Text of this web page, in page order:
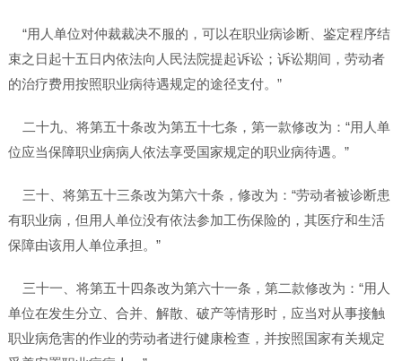
“用人单位对仲裁裁决不服的，可以在职业病诊断、鉴定程序结
束之日起十五日内依法向人民法院提起诉讼；诉讼期间，劳动者
的治疗费用按照职业病待遇规定的途径支付。”
二十九、将第五十条改为第五十七条，第一款修改为：“用人单
位应当保障职业病病人依法享受国家规定的职业病待遇。”
三十、将第五十三条改为第六十条，修改为：“劳动者被诊断患
有职业病，但用人单位没有依法参加工伤保险的，其医疗和生活
保障由该用人单位承担。”
三十一、将第五十四条改为第六十一条，第二款修改为：“用人
单位在发生分立、合并、解散、破产等情形时，应当对从事接触
职业病危害的作业的劳动者进行健康检查，并按照国家有关规定